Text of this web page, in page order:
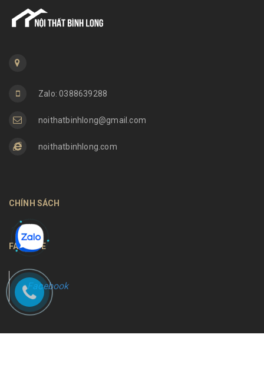
Zalo: 0388639288
noithatbinhlong@gmail.com
noithatbinhlong.com
CHÍNH SÁCH
FANPAGE
Facebook